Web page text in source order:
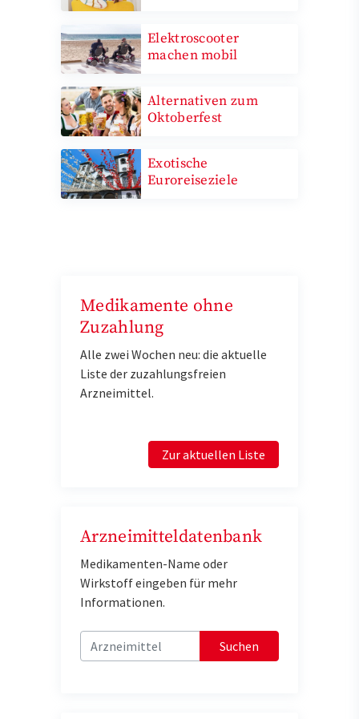
Elektroscooter
machen mobil
Alternativen zum
Oktoberfest
Exotische
Euroreiseziele
Medikamente ohne
Zuzahlung
Alle zwei Wochen neu: die aktuelle
Liste der zuzahlungsfreien
Arzneimittel.
Zur aktuellen Liste
Arzneimitteldatenbank
Medikamenten-Name oder
Wirkstoff eingeben für mehr
Informationen.
Suchen